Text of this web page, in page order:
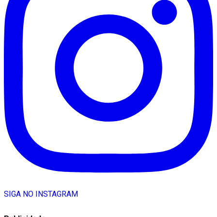
SIGA NO INSTAGRAM